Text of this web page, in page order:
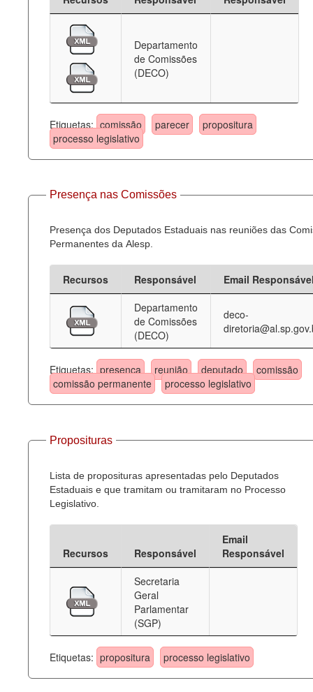
Departamento
de Comissões
(DECO)
Etiquetas: comissão parecer
propositura
processo legislativo
Presença nas Comissões
Presença dos Deputados Estaduais nas reuniões das
Permanentes da Alesp.
Recursos Responsável
Email
Departamento
de Comissões
(DECO)
deco-
Etiquetas: presença reunião deputado
comissão
comissão permanente
processo legislativo
Proposituras
Lista de proposituras apresentadas pelo Deputados
Estaduais e que tramitam ou tramitaram no Processo
Legislativo.
Recursos Responsável
Email
Responsável
Secretaria
Geral
Parlamentar
(SGP)
Etiquetas: propositura processo legislativo